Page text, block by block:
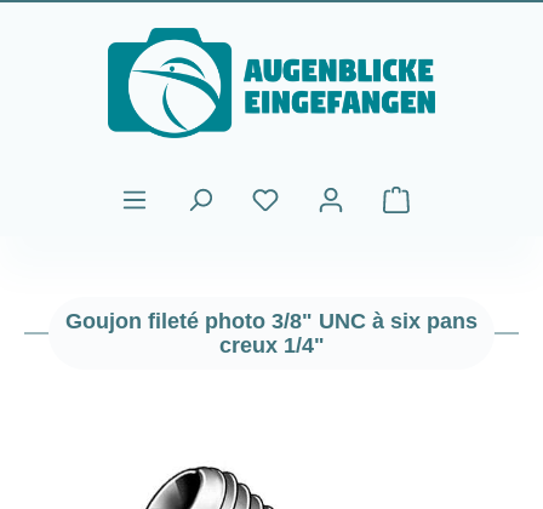
Passer au contenu principal
Le panier
Goujon fileté photo 3/8" UNC à six pans
creux 1/4"